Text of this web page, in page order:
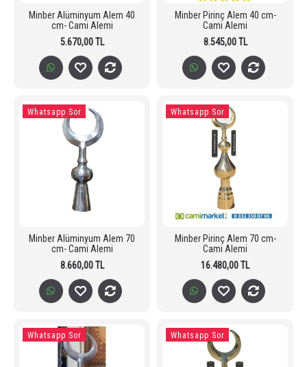
Minber Alüminyum Alem 40
cm- Cami Alemi
5.670,00 TL
Minber Pirinç Alem 40 cm-
Cami Alemi
8.545,00 TL
Whatsapp Sor
Minber Alüminyum Alem 70
cm- Cami Alemi
8.660,00 TL
Whatsapp Sor
Minber Pirinç Alem 70 cm-
Cami Alemi
16.480,00 TL
Whatsapp Sor Whatsapp Sor